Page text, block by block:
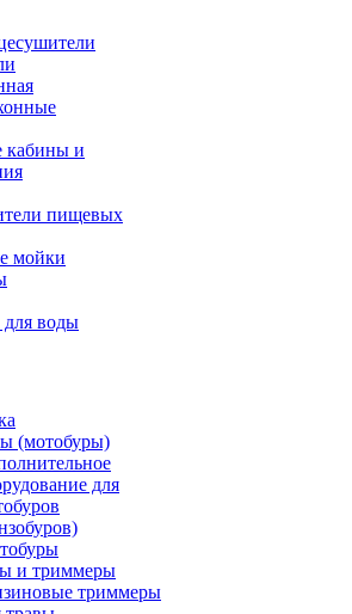
кабины и
пищевых
мойки
воды
(мотобуры)
для
и триммеры
триммеры